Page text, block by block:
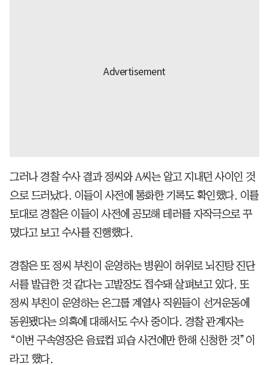
그러나 경찰 수사 결과 정씨와 A씨는 알고 지내던 사이인 것
으로 드러났다. 이들이 사전에 통화한 기록도 확인했다. 이를
토대로 경찰은 이들이 사전에 공모해 테러를 자작극으로 꾸
몄다고 보고 수사를 진행했다.
경찰은 또 정씨 부친이 운영하는 병원이 허위로 뇌진탕 진단
서를 발급한 것 같다는 고발장도 접수돼 살펴보고 있다. 또
정씨 부친이 운영하는 온그룹 계열사 직원들이 선거운동에
동원됐다는 의혹에 대해서도 수사 중이다. 경찰 관계자는
“이번 구속영장은 음료컵 피습 사건에만 한해 신청한 것”이
라고 했다.